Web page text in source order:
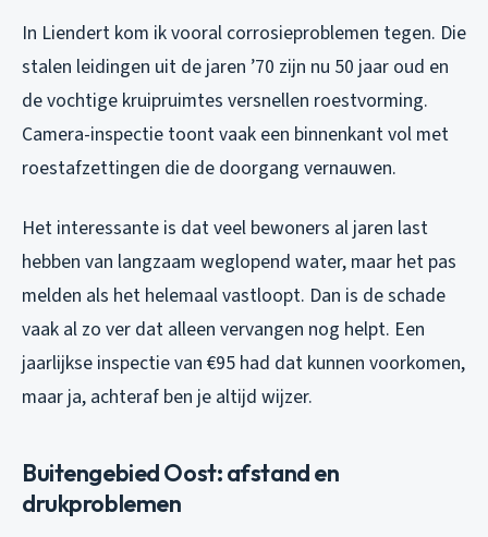
In Liendert kom ik vooral corrosieproblemen tegen. Die
stalen leidingen uit de jaren ’70 zijn nu 50 jaar oud en
de vochtige kruipruimtes versnellen roestvorming.
Camera-inspectie toont vaak een binnenkant vol met
roestafzettingen die de doorgang vernauwen.
Het interessante is dat veel bewoners al jaren last
hebben van langzaam weglopend water, maar het pas
melden als het helemaal vastloopt. Dan is de schade
vaak al zo ver dat alleen vervangen nog helpt. Een
jaarlijkse inspectie van €95 had dat kunnen voorkomen,
maar ja, achteraf ben je altijd wijzer.
Buitengebied Oost: afstand en
drukproblemen